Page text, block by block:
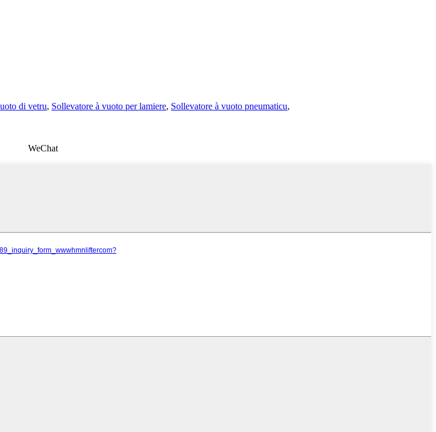
di vetru, Sollevatore à vuoto per lamiere, Sollevatore à vuoto pneumaticu,
WeChat